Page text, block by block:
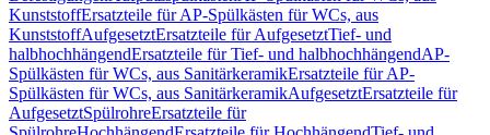
KunststoffErsatzteile für AP-Spülkästen für WCs, aus
KunststoffAufgesetztErsatzteile für AufgesetztTief- und
halbhochhängendErsatzteile für Tief- und halbhochhängendAP-
Spülkästen für WCs, aus SanitärkeramikErsatzteile für AP-
Spülkästen für WCs, aus SanitärkeramikAufgesetztErsatzteile für
AufgesetztSpülrohreErsatzteile für